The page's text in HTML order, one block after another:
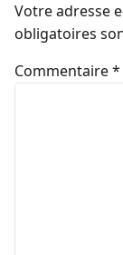
Votre adresse
obligatoires
Commentaire*